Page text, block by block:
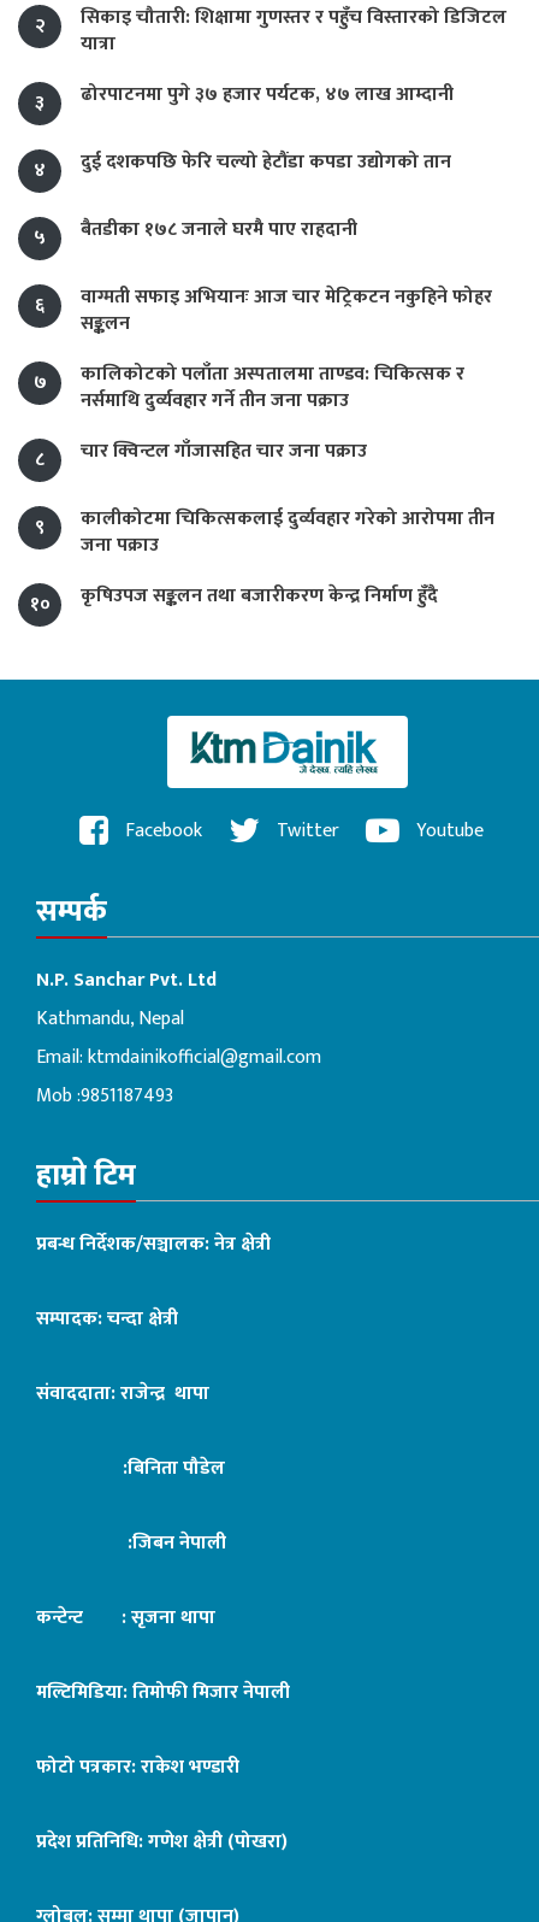
२
सिकाइ चौतारी: शिक्षामा गुणस्तर र पहुँच विस्तारको डिजिटल
यात्रा
३
ढोरपाटनमा पुगे ३७ हजार पर्यटक, ४७ लाख आम्दानी
४ दुई दशकपछि फेरि चल्यो हेटौंडा कपडा उद्योगको तान
५ बैतडीका १७८ जनाले घरमै पाए राहदानी
६
वाग्मती सफाइ अभियानः आज चार मेट्रिकटन नकुहिने फोहर
सङ्कलन
७
कालिकोटको पलाँता अस्पतालमा ताण्डव: चिकित्सक र
नर्समाथि दुर्व्यवहार गर्ने तीन जना पक्राउ
८
चार क्विन्टल गाँजासहित चार जना पक्राउ
९
कालीकोटमा चिकित्सकलाई दुर्व्यवहार गरेको आरोपमा तीन
जना पक्राउ
१०
कृषिउपज सङ्कलन तथा बजारीकरण केन्द्र निर्माण हुँदै
Facebook Twitter Youtube
सम्पर्क
N.P. Sanchar Pvt. Ltd
Kathmandu, Nepal
Email:ktmdainikofficial@gmail.com
Mob :9851187493
हाम्रो टिम
प्रबन्ध निर्देशक/सञ्चालक: नेत्र क्षेत्री
सम्पादक: चन्दा क्षेत्री
संवाददाता: राजेन्द्र थापा
:बिनिता पौडेल
:जिबन नेपाली
कन्टेन्ट : सृजना थापा
मल्टिमिडिया: तिमोफी मिजार नेपाली
फोटो पत्रकार: राकेश भण्डारी
प्रदेश प्रतिनिधि: गणेश क्षेत्री (पोखरा)